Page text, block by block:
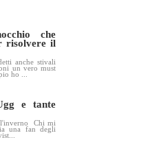
che
risolvere il
anche stivali
un vero must
ho ...
e tante
l'inverno Chi mi
una fan degli